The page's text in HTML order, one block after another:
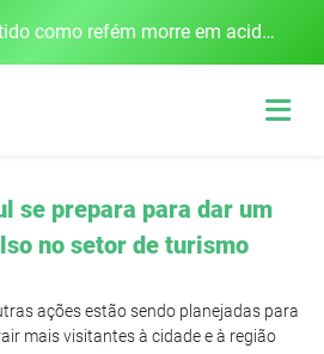
Empresário mantido como refém morre em acidente após assalto em Cerro Largo
se prepara para dar um
no setor de turismo
ações estão sendo planejadas para
mais visitantes à cidade e à região